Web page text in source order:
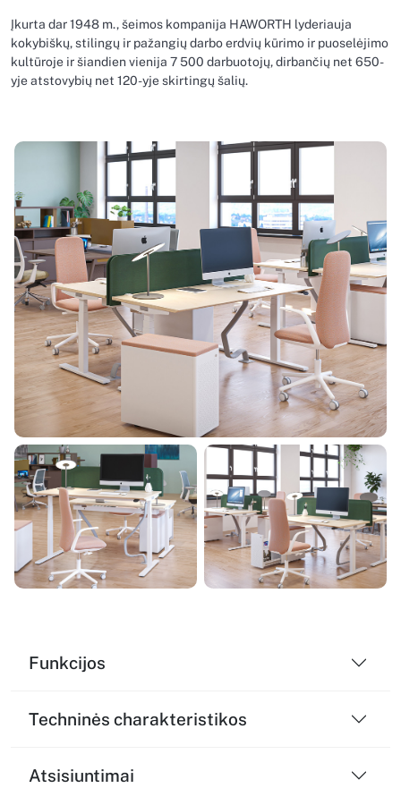
Įkurta dar 1948 m., šeimos kompanija HAWORTH lyderiauja
kokybiškų, stilingų ir pažangių darbo erdvių kūrimo ir puoselėjimo
kultūroje ir šiandien vienija 7 500 darbuotojų, dirbančių net 650-
yje atstovybių net 120-yje skirtingų šalių.
Funkcijos
Techninės charakteristikos
Atsisiuntimai